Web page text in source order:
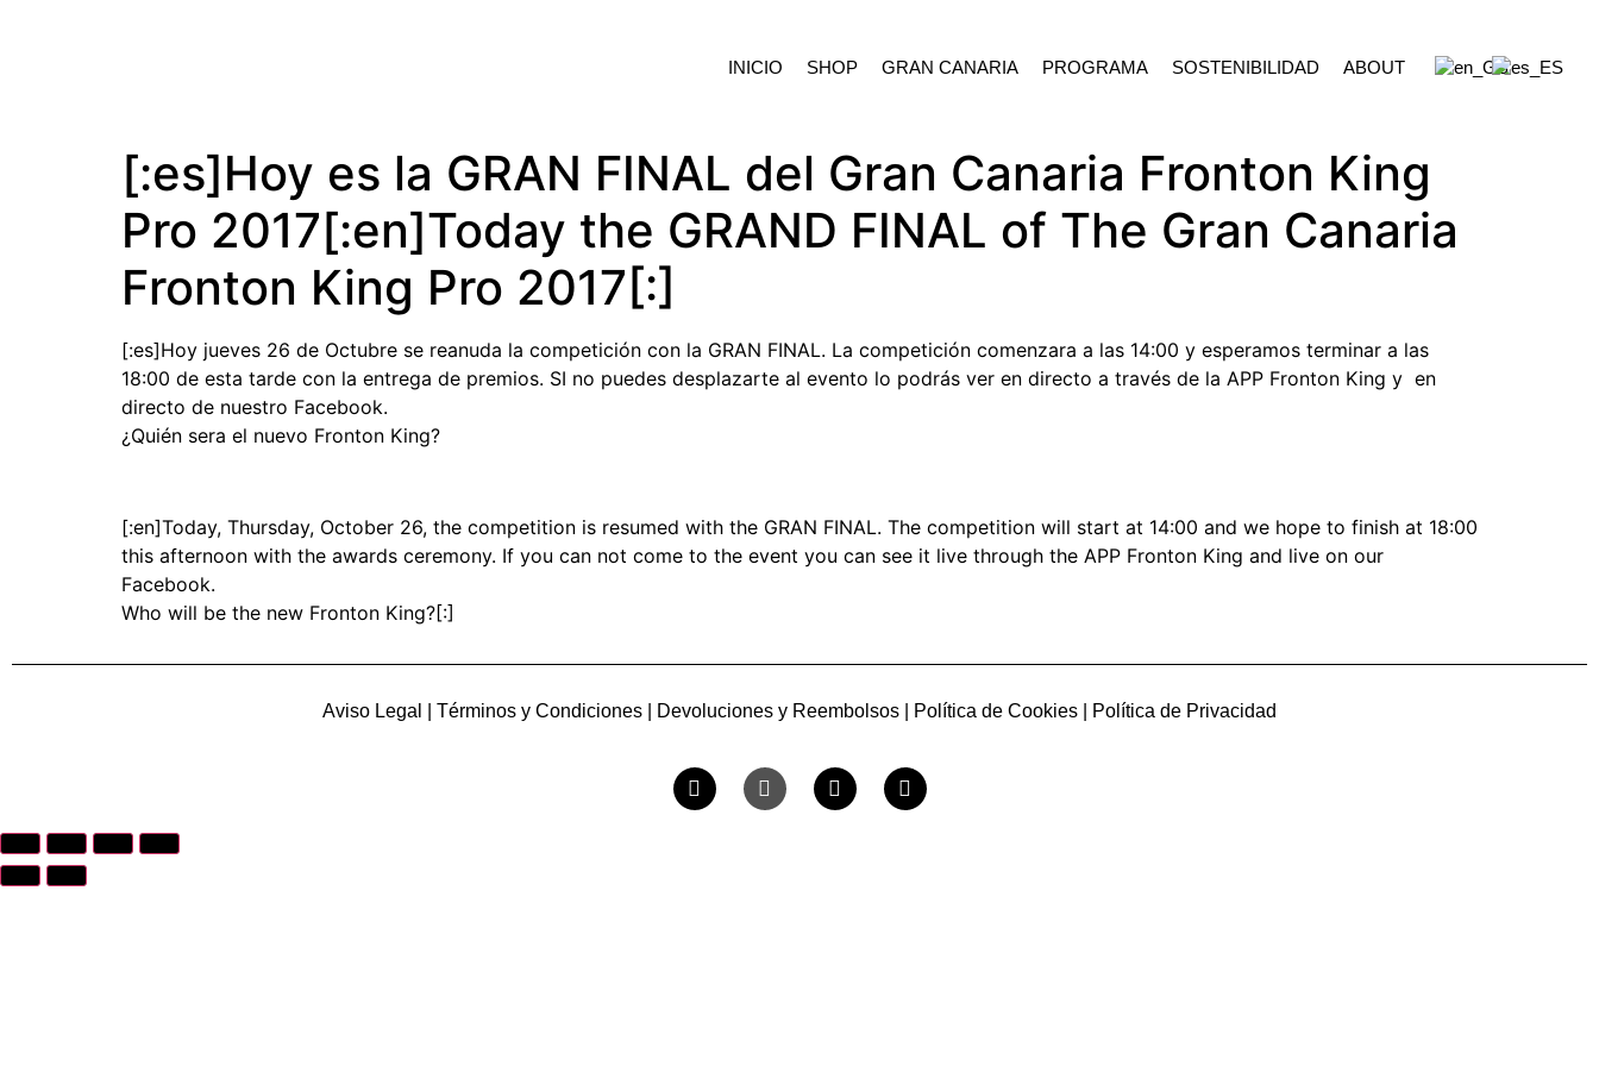
INICIO SHOP GRAN CANARIA PROGRAMA SOSTENIBILIDAD ABOUT
[:es]Hoy es la GRAN FINAL del Gran Canaria Fronton King
Pro 2017[:en]Today the GRAND FINAL of The Gran Canaria
Fronton King Pro 2017[:]
[:es]Hoy jueves 26 de Octubre se reanuda la competición con la GRAN FINAL. La competición comenzara a las 14:00 y esperamos terminar a las
18:00 de esta tarde con la entrega de premios. SI no puedes desplazarte al evento lo podrás ver en directo a través de la APP Fronton King y en
directo de nuestro Facebook.
¿Quién sera el nuevo Fronton King?
[:en]Today, Thursday, October 26, the competition is resumed with the GRAN FINAL. The competition will start at 14:00 and we hope to finish at 18:00
this afternoon with the awards ceremony. If you can not come to the event you can see it live through the APP Fronton King and live on our
Facebook.
Who will be the new Fronton King?[:]
Aviso Legal Términos y Condiciones Devoluciones y Reembolsos Política de Cookies Política de Privacidad